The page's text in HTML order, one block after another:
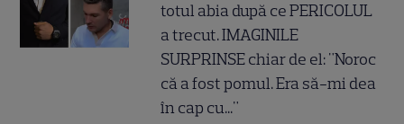
totul abia după ce PERICOLUL
a trecut. IMAGINILE
SURPRINSE chiar de el: "Noroc
că a fost pomul. Era să-mi dea
în cap cu..."